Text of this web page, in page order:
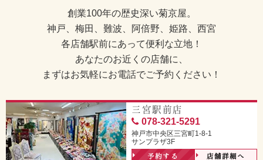
創業100年の歴史深い菊京屋。
神戸、梅田、難波、阿倍野、姫路、西宮
各店舗駅前にあって便利な立地！
あなたのお近くの店舗に、
まずはお気軽にお電話でご予約ください！
三宮駅前店
078-321-5291
神戸市中央区三宮町1-8-1
サンプラザ3F
予約する 店舗詳細へ